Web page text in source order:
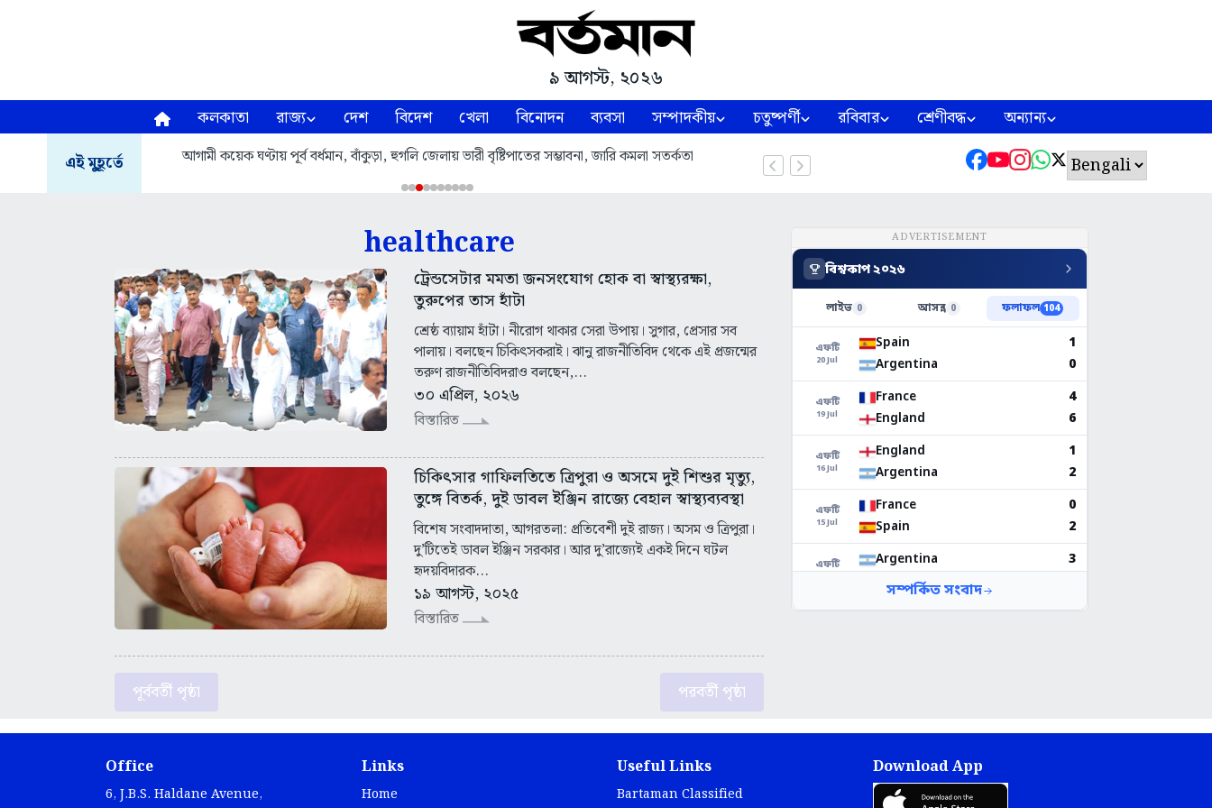
৯ আগস্ট, ২০২৬
কলকাতা রাজ্য দেশ বিদেশ খেলা বিনোদন ব্যবসা সম্পাদকীয় চতুষ্পর্ণী রবিবার শ্রেণীবদ্ধ অন্যান্য
এই মুহূর্তে আগামী কয়েক ঘণ্টায় পূর্ব বর্ধমান, বাঁকুড়া, হুগলি জেলায় ভারী বৃষ্টিপাতের সম্ভাবনা, জারি কমলা সতর্কতা
healthcare
ট্রেন্ডসেটার মমতা জনসংযোগ হোক বা স্বাস্থ্যরক্ষা,
তুরুপের তাস হাঁটা
শ্রেষ্ঠ ব্যায়াম হাঁটা। নীরোগ থাকার সেরা উপায়। সুগার, প্রেসার সব
পালায়। বলছেন চিকিৎসকরাই। ঝানু রাজনীতিবিদ থেকে এই প্রজন্মের
তরুণ রাজনীতিবিদরাও বলছেন,...
৩০ এপ্রিল, ২০২৬
বিস্তারিত
চিকিৎসার গাফিলতিতে ত্রিপুরা ও অসমে দুই শিশুর মৃত্যু,
তুঙ্গে বিতর্ক, দুই ডাবল ইঞ্জিন রাজ্যে বেহাল স্বাস্থ্যব্যবস্থা
বিশেষ সংবাদদাতা, আগরতলা: প্রতিবেশী দুই রাজ্য। অসম ও ত্রিপুরা।
দু’টিতেই ডাবল ইঞ্জিন সরকার। আর দু’রাজ্যেই একই দিনে ঘটল
হৃদয়বিদারক...
১৯ আগস্ট, ২০২৫
বিস্তারিত
পূর্ববর্তী পৃষ্ঠা পরবর্তী পৃষ্ঠা
ADVERTISEMENT
Office
6, J.B.S. Haldane Avenue,
Links
Home
Useful Links
Bartaman Classified
Download App